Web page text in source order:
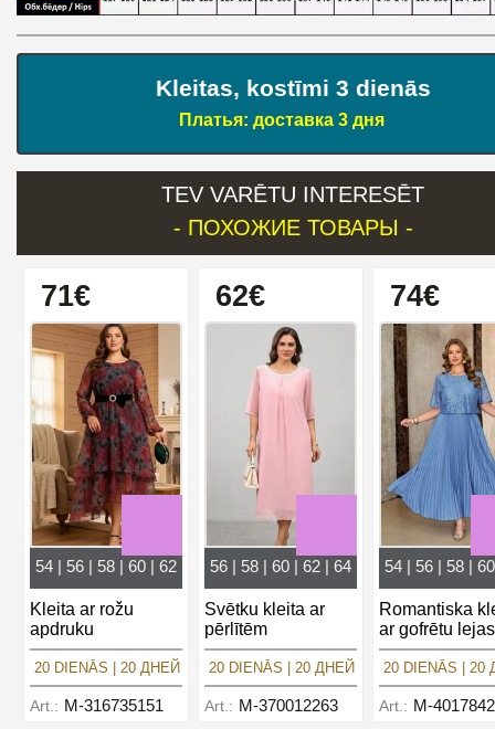
Kleitas, kostīmi 3 dienās
Платья: доставка 3 дня
TEV VARĒTU INTERESĒT
- ПОХОЖИЕ ТОВАРЫ -
71€
54 | 56 | 58 | 60 | 62
Kleita ar rožu
apdruku
20 DIENĀS | 20 ДНЕЙ
Art.: M-316735151
62€
56 | 58 | 60 | 62 | 64
Svētku kleita ar
pērlītēm
20 DIENĀS | 20 ДНЕЙ
Art.: M-370012263
74€
54 | 56 | 58 |
Romantiska
ar gofrētu
20 DIENĀS | 20
Art.: M-